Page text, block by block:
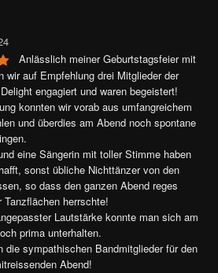
Anlässlich meiner Geburtstagsfeier mit
wir auf Empfehlung drei Mitglieder der
engagiert und waren begeistert!
konnten wir vorab aus umfangreichem
und überdies am Abend noch spontane
eine Sängerin mit toller Stimme haben
sonst übliche Nichttänzer von den
so dass den ganzen Abend reges
Tanzflächen herrschte!
Lautstärke konnte man sich am
prima unterhalten.
die sympathischen Bandmitglieder für den
Abend!